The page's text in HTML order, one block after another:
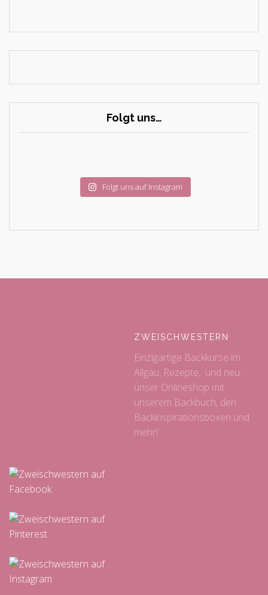
Folgt uns…
Folgt uns auf Instagram
ZWEISCHWESTERN
Einzigartige Backkurse im
Allgäu, Rezepte, und neu:
unser Onlineshop mit
unserem Backbuch, den
Backinspirationsboxen und
mehr!